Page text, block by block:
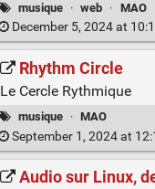
musique · web · MAO
December 5, 2024 at
Rhythm Circle
Le Cercle Rythmique
musique · MAO
September 1, 2024 at
Audio sur Linux,